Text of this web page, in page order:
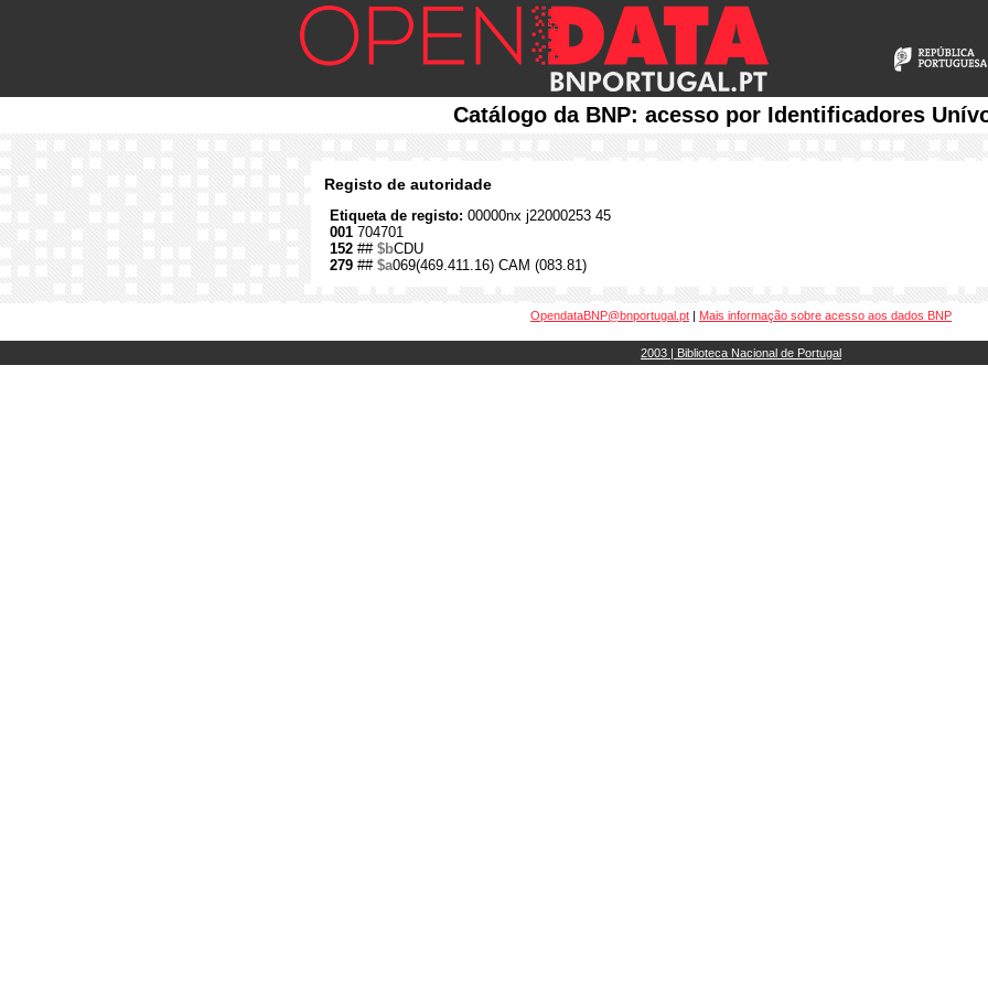
Catálogo da BNP: acesso por Identificadores
Registo de autoridade
Etiqueta de registo: 00000nx j22000253 45
001 704701
152 ## $bCDU
279 ## $a069(469.411.16) CAM (083.81)
OpendataBNP@bnportugal.pt | Mais informação sobre acesso aos dados BNP
2003 | Biblioteca Nacional de Portugal